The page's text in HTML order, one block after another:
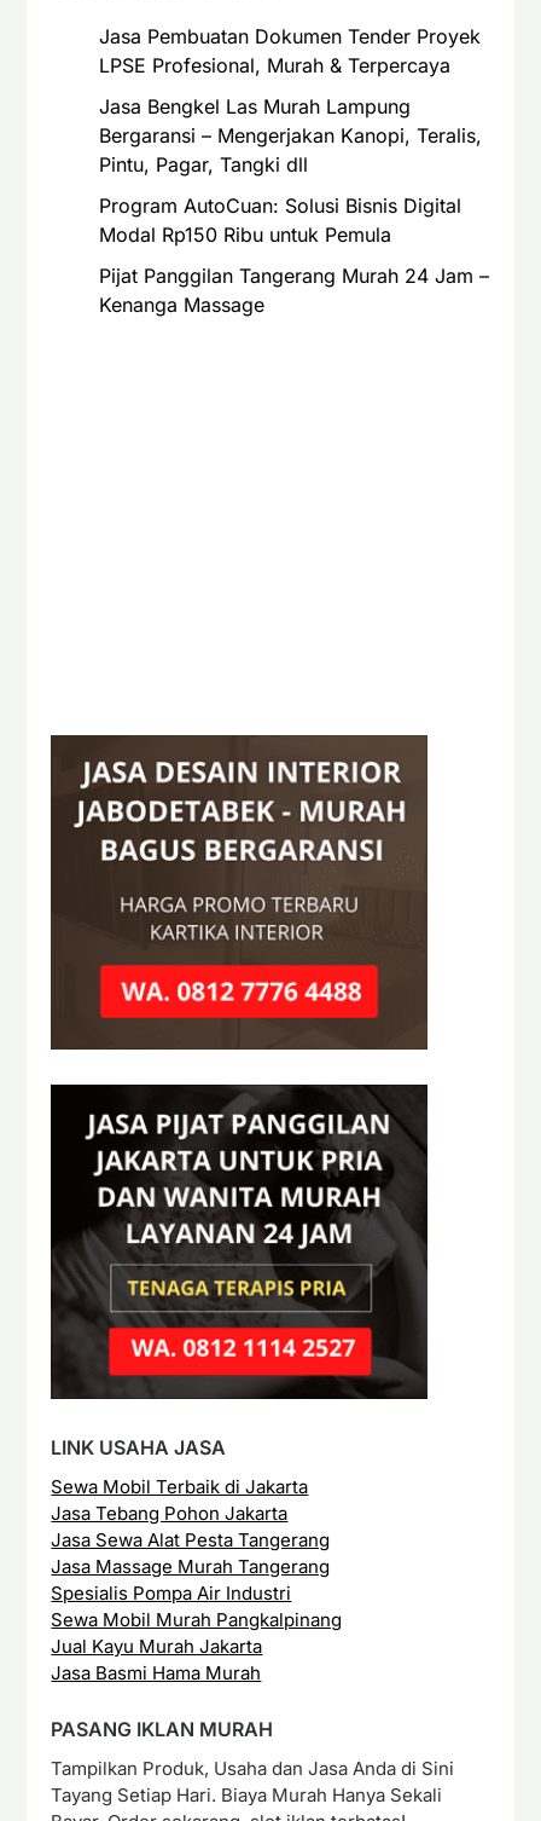
Jasa Pembuatan Dokumen Tender Proyek
LPSE Profesional, Murah & Terpercaya
Jasa Bengkel Las Murah Lampung
Bergaransi – Mengerjakan Kanopi, Teralis,
Pintu, Pagar, Tangki dll
Program AutoCuan: Solusi Bisnis Digital
Modal Rp150 Ribu untuk Pemula
Pijat Panggilan Tangerang Murah 24 Jam –
Kenanga Massage
LINK USAHA JASA
Sewa Mobil Terbaik di Jakarta
Jasa Tebang Pohon Jakarta
Jasa Sewa Alat Pesta Tangerang
Jasa Massage Murah Tangerang
Spesialis Pompa Air Industri
Sewa Mobil Murah Pangkalpinang
Jual Kayu Murah Jakarta
Jasa Basmi Hama Murah
PASANG IKLAN MURAH
Tampilkan Produk, Usaha dan Jasa Anda di Sini
Tayang Setiap Hari. Biaya Murah Hanya Sekali